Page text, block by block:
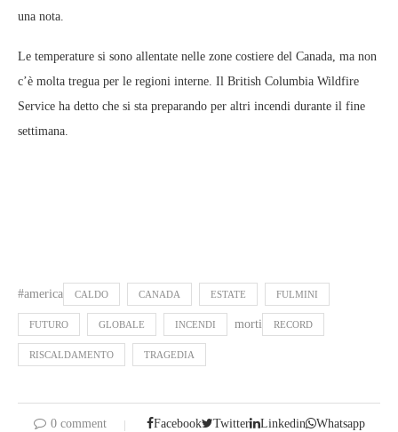
una nota.
Le temperature si sono allentate nelle zone costiere del Canada, ma non
c’è molta tregua per le regioni interne. Il British Columbia Wildfire
Service ha detto che si sta preparando per altri incendi durante il fine
settimana.
#america CALDO CANADA ESTATE FULMINI
FUTURO GLOBALE INCENDI morti RECORD
RISCALDAMENTO TRAGEDIA
0 comment Facebook Twitter Linkedin Whatsapp